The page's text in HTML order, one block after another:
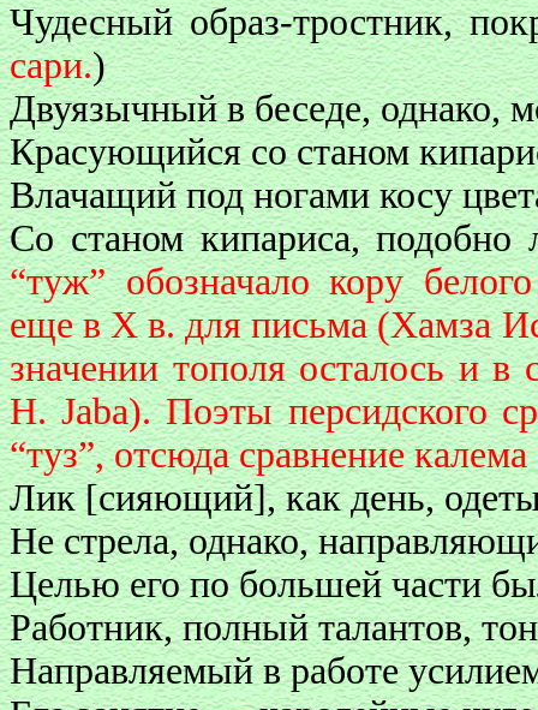
Чудесный образ-тростник,
сари.)
Двуязычный в беседе, однако,
Красующийся со станом
Влачащий под ногами косу
Со станом кипариса, подобно
“туж” обозначало кору
еще в X в. для письма (Хамза
значении тополя осталось и в
Н. Jaba). Поэты персидского
“туз”, отсюда сравнение
Лик [сияющий], как день,
Не стрела, однако,
Целью его по большей части
Работник, полный талантов,
Направляемый в работе